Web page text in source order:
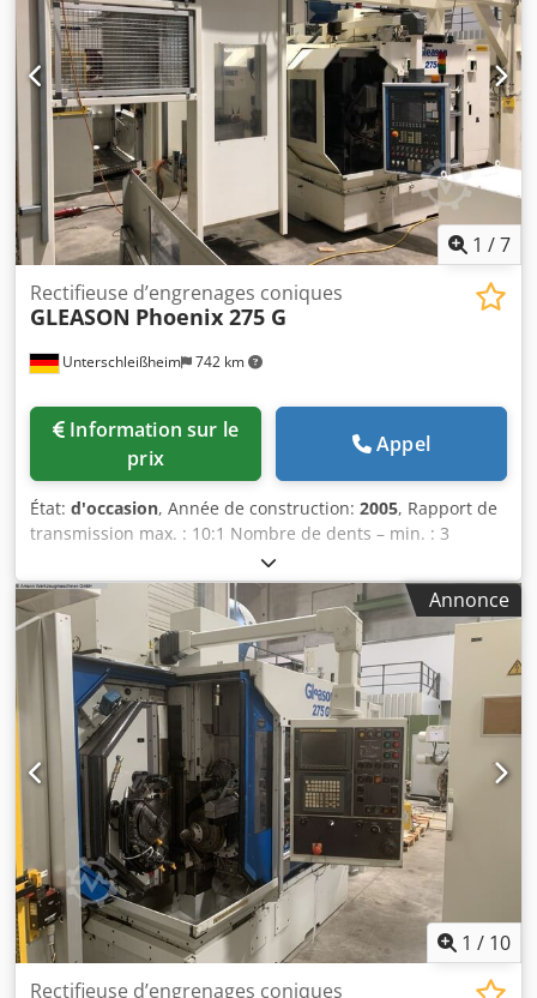
1 /7
Unterschleißheim 742 km
Rectifieuse d’engrenages coniques
GLEASON Phoenix 275 G
prix
Appel
État: d'occasion, Année de construction: 2005, Rapport de
transmission max. : 10:1 Nombre de dents – min. : 3
Nombre de dents – max. : 200 Hauteur de dent : 20 mm
Largeur max. de dent : 58 mm Diamètre d’outil min. : 69,85
mm Diamètre d’outil max. : 230 mm Axe X : 325 mm Axe Y :
350 mm Csdpfx Aeynmm Espnerf Axe Z : 470 mm Table
pièce – Ø 212,71 mm Axe B : +90,1 / -1° Commande : SIN
840 D SIEMENS Puissance totale installée : 75 kW Poids de
la machine env. 10 000 kg Encombrement env. 6,10 x 4,40 x
3,30 m WAGURI avec cellule de chargement EWAB, année
2012 (alimenteur linéaire) Pas d’installation de filtration
pour liquide de refroidissement.
Annonce
1 / 10
Rectifieuse d’engrenages coniques